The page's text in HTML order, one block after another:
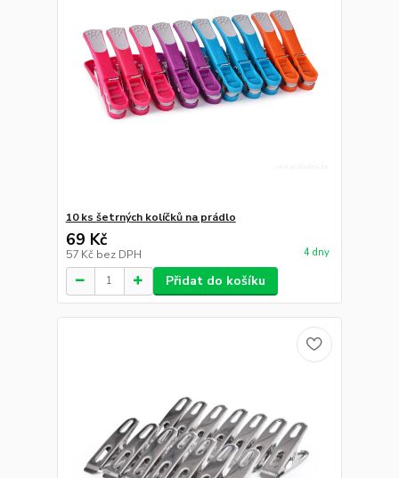
10 ks šetrných kolíčků na prádlo
69 Kč
57 Kč bez DPH 4 dny
Přidat do košíku